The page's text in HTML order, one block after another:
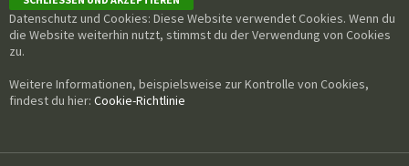
Datenschutz und Cookies: Diese Website verwendet Cookies. Wenn du
die Website weiterhin nutzt, stimmst du der Verwendung von Cookies
zu.
Weitere Informationen, beispielsweise zur Kontrolle von Cookies,
findest du hier: Cookie-Richtlinie